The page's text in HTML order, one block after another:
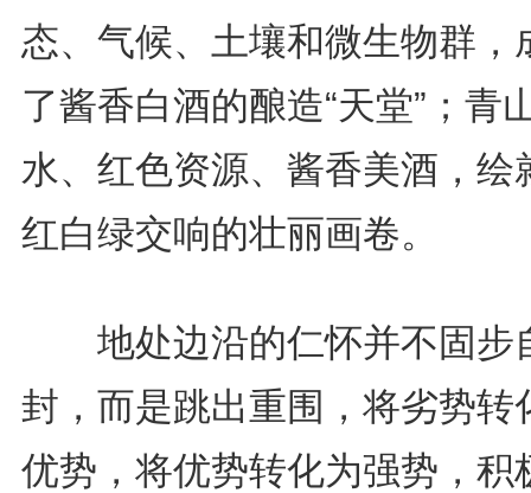
态、气候、土壤和微生物群，
了酱香白酒的酿造“天堂”；青
水、红色资源、酱香美酒，绘
红白绿交响的壮丽画卷。
地处边沿的仁怀并不固步
封，而是跳出重围，将劣势转
优势，将优势转化为强势，积